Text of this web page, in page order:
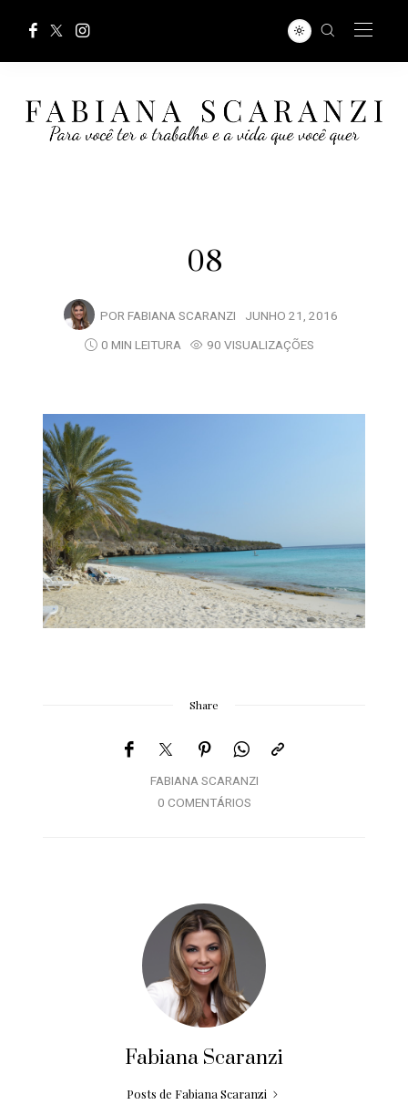
08
POR FABIANA SCARANZI JUNHO 21, 2016
0 MIN LEITURA
90 VISUALIZAÇÕES
Share
FABIANA SCARANZI
0 COMENTÁRIOS
Fabiana Scaranzi
Posts de Fabiana Scaranzi